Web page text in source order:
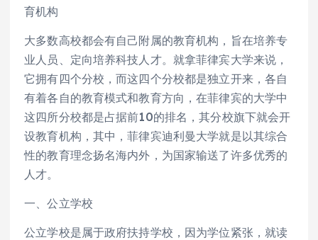
育机构
大多数高校都会有自己附属的教育机构，旨在培养专
业人员、定向培养科技人才。就拿菲律宾大学来说，
它拥有四个分校，而这四个分校都是独立开来，各自
有着各自的教育模式和教育方向，在菲律宾的大学中
这四所分校都是占据前10的排名，其分校旗下就会开
设教育机构，其中，菲律宾迪利曼大学就是以其综合
性的教育理念扬名海内外，为国家输送了许多优秀的
人才。
一、公立学校
公立学校是属于政府扶持学校，因为学位紧张，就读